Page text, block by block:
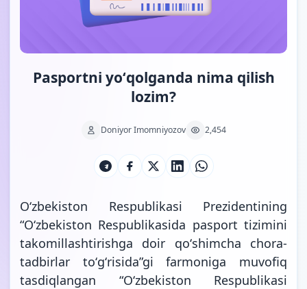
Pasportni yoʻqolganda nima qilish
lozim?
Doniyor Imomniyozov 2,454
Oʻzbekiston Respublikasi Prezidentining
“Oʻzbekiston Respublikasida pasport tizimini
takomillashtirishga doir qoʻshimcha chora-
tadbirlar toʻgʻrisida”gi farmoniga muvofiq
tasdiqlangan “O‘zbekiston Respublikasi